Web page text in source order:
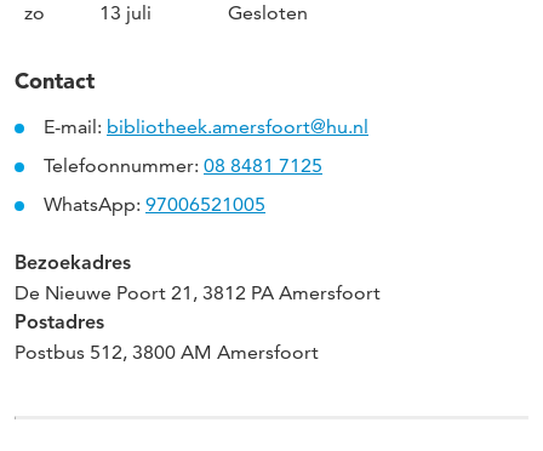
zo 13 juli Gesloten
Contact
E-mail: bibliotheek.amersfoort@hu.nl
Telefoonnummer: 08 8481 7125
WhatsApp: 97006521005
Bezoekadres
De Nieuwe Poort 21, 3812 PA Amersfoort
Postadres
Postbus 512, 3800 AM Amersfoort